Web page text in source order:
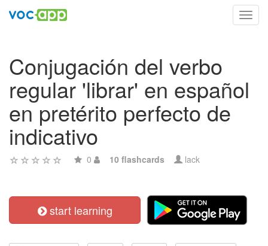
Conjugación del verbo
regular 'librar' en español
en pretérito perfecto de
indicativo
0 10 flashcards lack
start learning